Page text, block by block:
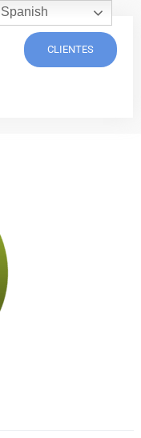
CLIENTES
Spanish